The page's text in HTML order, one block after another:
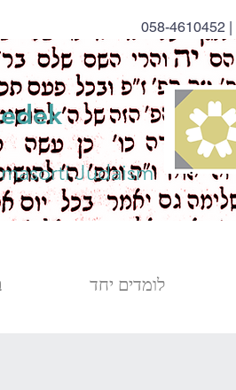
058-4610452 |
Judaism
לומדים יחד